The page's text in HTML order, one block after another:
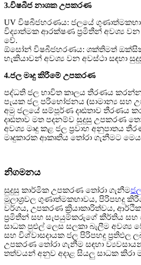
3.විෂබීජ නාශක උපකරණ
UV විෂබීජහරණය: ජලයේ
විද්‍යාත්මක ආරක්ෂණ ප්‍රමිතීන් අවශ්‍ය වන
වේ.
ඕසෝන් විෂබීජහරණය: ශක්තිමත්
හැකියාවන් අවශ්‍ය වන අවස්ථා සඳහා
4.ජල මෘදු කිරීමේ උපකරණ
පද්ධති ජල භාවිත කාලය තීරණය
පැයක ජල පරිභෝජනය (සාමාන්‍ය සහ
අමු ජලයේ සම්පූර්ණ දෘඪතාව තීරණය
දෘඪතාව මත පදනම්ව සුදුසු උපකරණ
අවශ්‍ය මෘදු කළ ජල ප්‍රවාහ අනුපාතය
මෘදුකාරක ආකෘතිය තෝරා ගැනීමට
නිගමනය
සුදුසු කාර්මික උපකරණ තෝරා ගැනීම
මූලාශ්‍රවල ගුණාත්මකභාවය, පිරිපහදු
වර්ගය, උපකරණ ක්‍රියාකාරිත්වය,
ප්‍රමිතීන් සහ සැපයුම්කරුගේ කීර්තිය සහ
සාධක පුළුල් ලෙස සලකා බැලීම අවශ්‍ය
සහ විශ්වාසදායක ජල පිරිපහදු ප්‍රතිඵල
උපකරණ තෝරා ගැනීම සඳහා
තත්වයන් අනුව අදාළ සියලු සාධක කිරා